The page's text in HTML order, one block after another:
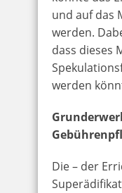
und auf das
werden.
dass dieses
werden
Die – der